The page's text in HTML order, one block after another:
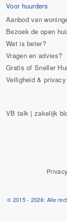
Voor huurders
Aanbod van
Bezoek de open
Wat is beter?
Vragen en advies?
Gratis of Sneller
Veiligheid & privacy
VB talk | zakelijk
Privacy
© 2015 - 2026: Alle